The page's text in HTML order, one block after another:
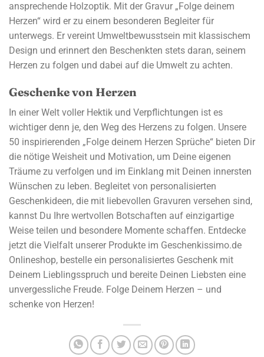
ansprechende Holzoptik. Mit der Gravur „Folge deinem
Herzen“ wird er zu einem besonderen Begleiter für
unterwegs. Er vereint Umweltbewusstsein mit klassischem
Design und erinnert den Beschenkten stets daran, seinem
Herzen zu folgen und dabei auf die Umwelt zu achten.
Geschenke von Herzen
In einer Welt voller Hektik und Verpflichtungen ist es
wichtiger denn je, den Weg des Herzens zu folgen. Unsere
50 inspirierenden „Folge deinem Herzen Sprüche“ bieten Dir
die nötige Weisheit und Motivation, um Deine eigenen
Träume zu verfolgen und im Einklang mit Deinen innersten
Wünschen zu leben. Begleitet von personalisierten
Geschenkideen, die mit liebevollen Gravuren versehen sind,
kannst Du Ihre wertvollen Botschaften auf einzigartige
Weise teilen und besondere Momente schaffen. Entdecke
jetzt die Vielfalt unserer Produkte im Geschenkissimo.de
Onlineshop, bestelle ein personalisiertes Geschenk mit
Deinem Lieblingsspruch und bereite Deinen Liebsten eine
unvergessliche Freude. Folge Deinem Herzen – und
schenke von Herzen!